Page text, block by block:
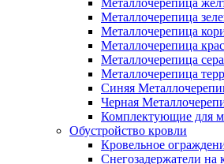
Металлочерепица
Металлочерепица
Металлочерепица
Металлочерепица
Металлочерепица
Металлочерепица
Синяя
Черная
Комплектующие для
Обустройство кровли
Кровельное
Снегозадержатели